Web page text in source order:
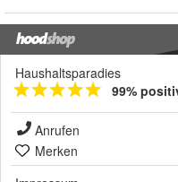
Haushaltsparadies
99%
Anrufen
Merken